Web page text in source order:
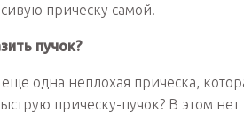
прическу самой.
пучок?
еще одна неплохая прическа,
прическу-пучок? В этом